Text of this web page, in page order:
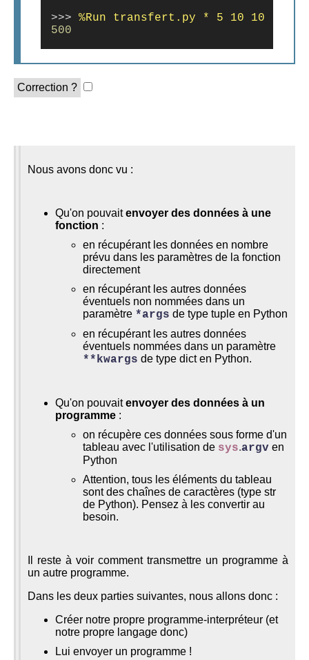
>>>
500
Correction ?
Nous avons donc vu :
Qu'on pouvaitenvoyer des données à une
fonction :
en récupérant les données en nombre
prévu dans les paramètres de la fonction
directement
en récupérant les autres données
éventuels non nommées dans un
paramètre *args de type tuple en Python
en récupérant les autres données
éventuels nommées dans un paramètre
**kwargs de type dict en Python.
Qu'on pouvaitenvoyer des données à un
programme :
on récupère ces données sous forme d'un
tableau avec l'utilisation de sys.argv en
Python
Attention, tous les éléments du tableau
sont des chaînes de caractères (type str
de Python). Pensez à les convertir au
besoin.
Il reste à voir comment transmettre un programme à
un autre programme.
Dans les deux parties suivantes, nous allons donc :
Créer notre propre programme-interpréteur (et
notre propre langage donc)
Lui envoyer un programme !